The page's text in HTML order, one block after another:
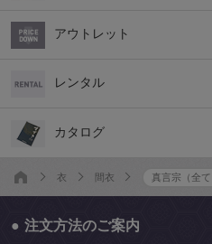
アウトレット
レンタル
カタログ
衣 間衣 真言宗（全て
注文方法のご案内